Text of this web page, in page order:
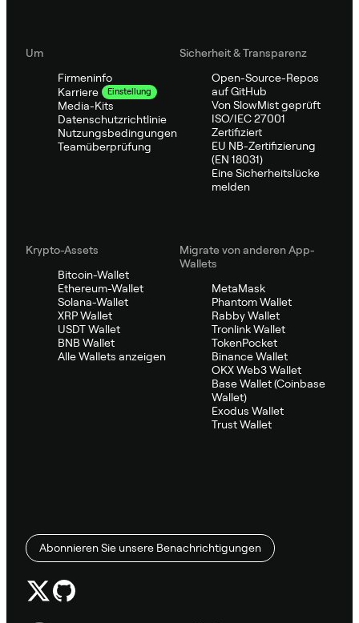
Um
Firmeninfo
Karriere
Einstellung
Media-Kits
Datenschutzrichtlinie
Nutzungsbedingungen
Teamüberprüfung
Sicherheit & Transparenz
Open-Source-Repos
auf GitHub
Von SlowMist geprüft
ISO/IEC 27001
Zertifiziert
EU NB-Zertifizierung
(EN 18031)
Eine Sicherheitslücke
melden
Krypto-Assets
Bitcoin-Wallet
Ethereum-Wallet
Solana-Wallet
XRP Wallet
USDT Wallet
BNB Wallet
Alle Wallets anzeigen
Migrate von anderen App-
Wallets
MetaMask
Phantom Wallet
Rabby Wallet
Tronlink Wallet
TokenPocket
Binance Wallet
OKX Web3 Wallet
Base Wallet (Coinbase
Wallet)
Exodus Wallet
Trust Wallet
Abonnieren Sie unsere Benachrichtigungen